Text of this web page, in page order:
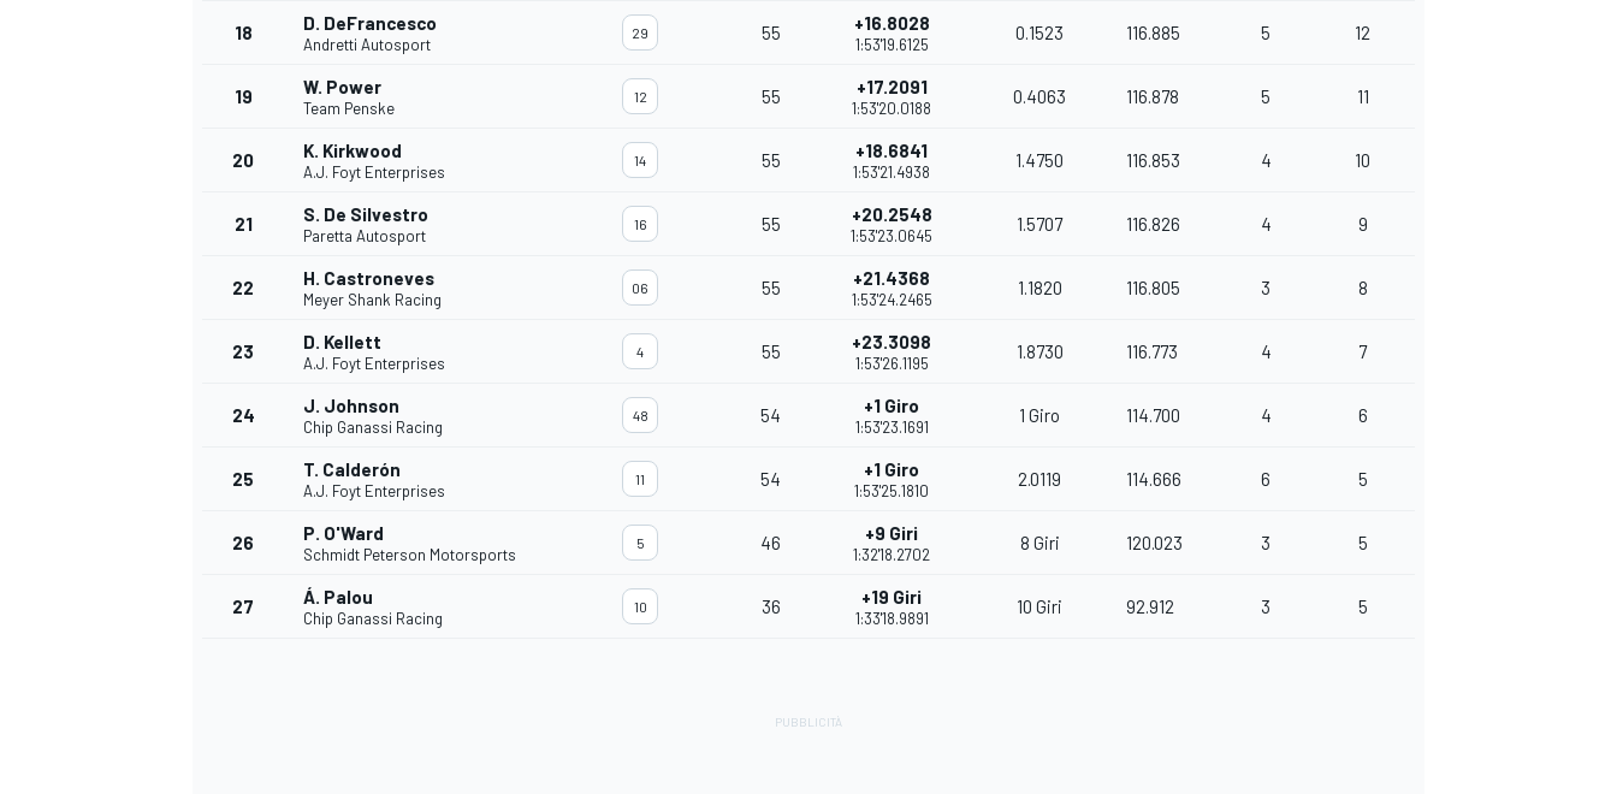
18 D. DeFrancesco
Andretti Autosport
29 55 +16.8028
1:53'19.6125
0.1523 116.885 5 12
19 W. Power
Team Penske
12 55 +17.2091
1:53'20.0188
0.4063 116.878 5 11
20 K. Kirkwood
A.J. Foyt Enterprises
14 55 +18.6841
1:53'21.4938
1.4750 116.853 4 10
21 S. De Silvestro
Paretta Autosport
16 55 +20.2548
1:53'23.0645
1.5707 116.826 4 9
22 H. Castroneves
Meyer Shank Racing
06 55 +21.4368
1:53'24.2465
1.1820 116.805 3 8
23 D. Kellett
A.J. Foyt Enterprises
4 55 +23.3098
1:53'26.1195
1.8730 116.773 4 7
24 J. Johnson
Chip Ganassi Racing
48 54 +1 Giro
1:53'23.1691
1 Giro 114.700 4 6
25 T. Calderón
A.J. Foyt Enterprises
11 54 +1 Giro
1:53'25.1810
2.0119 114.666 6 5
26 P. O'Ward
Schmidt Peterson Motorsports
5 46 +9 Giri
1:32'18.2702
8 Giri 120.023 3 5
27 Á. Palou
Chip Ganassi Racing
10 36 +19 Giri
1:33'18.9891
10 Giri 92.912 3 5